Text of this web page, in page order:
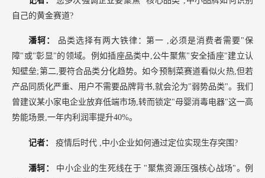
自己的黄金赛道?
潘轲： 品类选择有两大铁律：第一 ,必须是消费者需要"保
障"或"彰显"的领域。例如插座品类中,公牛聚焦"安全插座"建立认
知壁垒;第二,要符合品类分化趋势。如今预制菜赛道看似火热,但若
产品同质化严重、用户不需要品牌背书,就会沦为"弱势品类"。我们
曾建议某小家电企业放弃低端市场,转而锁定"母婴消毒电器"这一高
势能场景,一年内利润率提升40%。
记者： 疫情后时代 ,中小企业如何通过定位实现生存突围?
潘轲： 中小企业的生死线在于 "聚焦资源压强核心战场"。例